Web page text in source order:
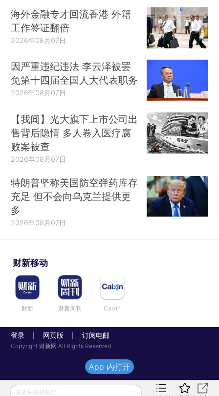
海外金融专才回流香港 外籍
工作签证翻倍
2026年08月07日
因严重违纪违法 李云泽被罢
免第十四届全国人大代表职务
2026年08月07日
【我闻】光大旗下上市公司出
售背后隐情 多人卷入医疗腐
败案被查
2026年08月07日
特朗普坚称美国防空弹药库存
充足 但不会向乌克兰提供更
多
2026年08月07日
财新移动
财新 财新周刊 Caixin
登录 网页版 订阅电邮
Copyright 财新网 All Rights Reserved
发表评论得积分
App 内打开